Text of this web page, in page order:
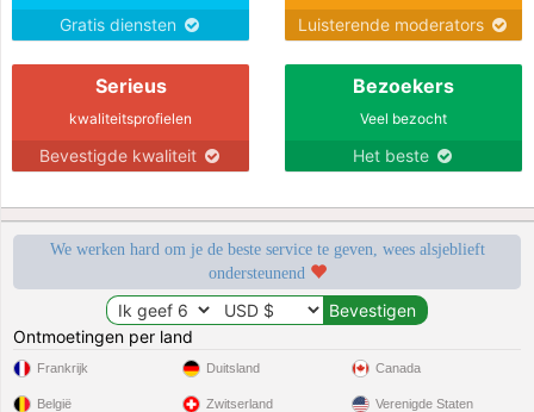
Gratis diensten Luisterende moderators
Serieus
kwaliteitsprofielen
Bevestigde kwaliteit
Bezoekers
Veel bezocht
Het beste
We werken hard om je de beste service te geven, wees alsjeblieft
ondersteunend
Ontmoetingen per land
Frankrijk
België
Duitsland
Zwitserland
Canada
Verenigde Staten